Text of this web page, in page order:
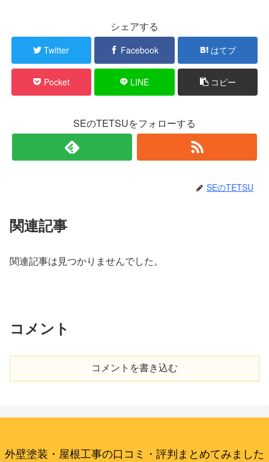
シェアする
Twitter Facebook はてブ
Pocket LINE コピー
SEのTETSUをフォローする
SEのTETSU
関連記事
関連記事は見つかりませんでした。
コメント
コメントを書き込む
外壁塗装・屋根工事の口コミ・評判まとめてみました